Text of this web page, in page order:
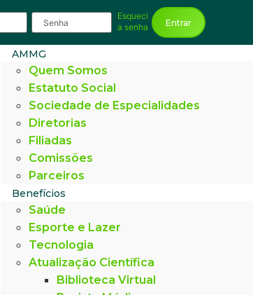
Esqueci
a senha
Entrar
AMMG
Quem Somos
Estatuto Social
Sociedade de Especialidades
Diretorias
Filiadas
Comissões
Parceiros
Benefícios
Saúde
Esporte e Lazer
Tecnologia
Atualização Científica
Biblioteca Virtual